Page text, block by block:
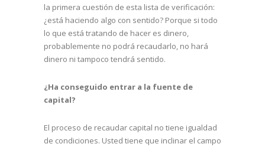
la primera cuestión de esta lista de verificación:
¿está haciendo algo con sentido? Porque si todo
lo que está tratando de hacer es dinero,
probablemente no podrá recaudarlo, no hará
dinero ni tampoco tendrá sentido.
¿Ha conseguido entrar a la fuente de
capital?
El proceso de recaudar capital no tiene igualdad
de condiciones. Usted tiene que inclinar el campo